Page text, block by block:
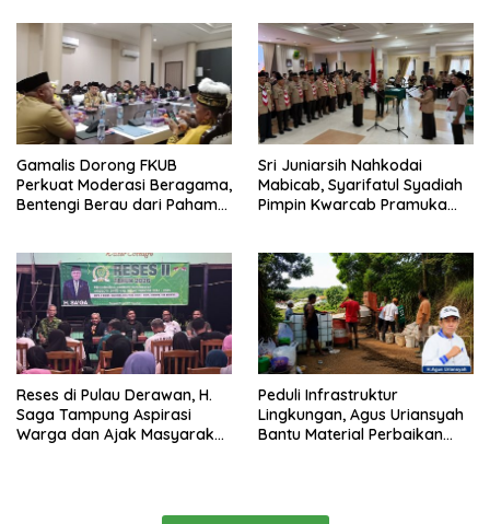
Gamalis Dorong FKUB
Perkuat Moderasi Beragama,
Bentengi Berau dari Paham
Sri Juniarsih Nahkodai
Mabicab, Syarifatul Syadiah
Pimpin Kwarcab Pramuka
Reses di Pulau Derawan, H.
Saga Tampung Aspirasi
Warga dan Ajak Masyarakat
Peduli Infrastruktur
Lingkungan, Agus Uriansyah
Bantu Material Perbaikan